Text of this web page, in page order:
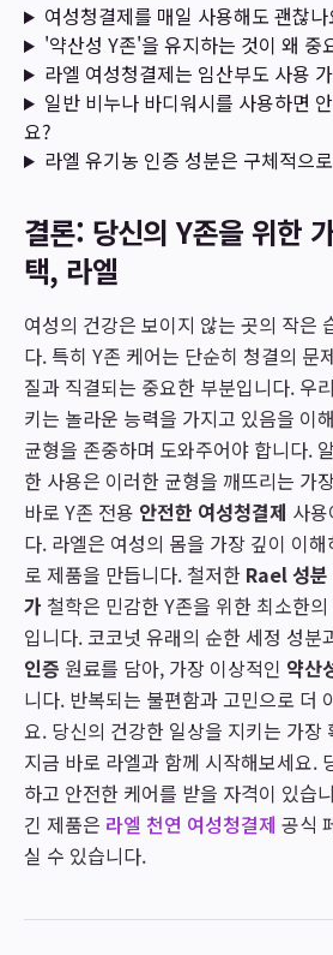
여성청결제를 매일 사용해도 괜찮나
'약산성 Y존'을 유지하는 것이 왜 중
라엘 여성청결제는 임산부도 사용
일반 비누나 바디워시를 사용하면
요?
라엘 유기농 인증 성분은 구체적으
결론: 당신의 Y존을 위한
택, 라엘
여성의 건강은 보이지 않는 곳의 작은
다. 특히 Y존 케어는 단순히 청결의 문
질과 직결되는 중요한 부분입니다. 우
키는 놀라운 능력을 가지고 있음을 이
균형을 존중하며 도와주어야 합니다.
한 사용은 이러한 균형을 깨뜨리는 가
바로 Y존 전용 안전한 여성청결제 사
다. 라엘은 여성의 몸을 가장 깊이 이
로 제품을 만듭니다. 철저한 Rael 성분
가 철학은 민감한 Y존을 위한 최소한
입니다. 코코넛 유래의 순한 세정 성분
인증 원료를 담아, 가장 이상적인 약산
니다. 반복되는 불편함과 고민으로 더
요. 당신의 건강한 일상을 지키는 가장
지금 바로 라엘과 함께 시작해보세요.
하고 안전한 케어를 받을 자격이 있습
긴 제품은 라엘 천연 여성청결제 공식
실 수 있습니다.